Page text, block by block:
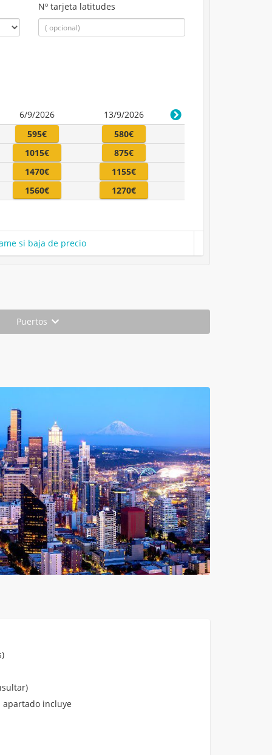
Nº tarjeta latitudes
6/9/2026
13/9/2026
595€
580€
1015€
875€
1470€
1155€
1560€ 1270€
si baja de precio
Puertos
apartado incluye